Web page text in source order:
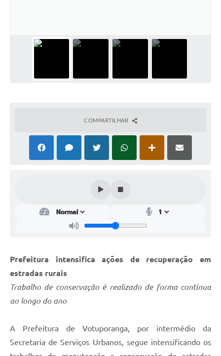
COMPARTILHAR
Prefeitura intensifica ações de recuperação em
estradas rurais
Trabalho de conservação é realizado de forma contínua
ao longo do ano
A Prefeitura de Votuporanga, por intermédio da
Secretaria de Serviços Urbanos, segue intensificando os